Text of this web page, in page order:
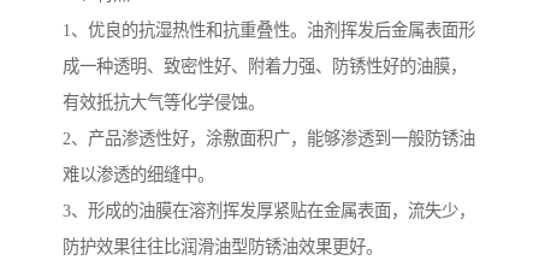
1、优良的抗湿热性和抗重叠性。油剂挥发后金属表面形
成一种透明、致密性好、附着力强、防锈性好的油膜，
有效抵抗大气等化学侵蚀。
2、产品渗透性好，涂敷面积广，能够渗透到一般防锈油
难以渗透的细缝中。
3、形成的油膜在溶剂挥发厚紧贴在金属表面，流失少，
防护效果往往比润滑油型防锈油效果更好。